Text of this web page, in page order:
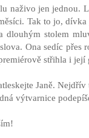
naživo jen jednou.
Tak to jo,
dlouhým stolem
Ona sedíc přes
střihla i
Janě.
výtvarnice